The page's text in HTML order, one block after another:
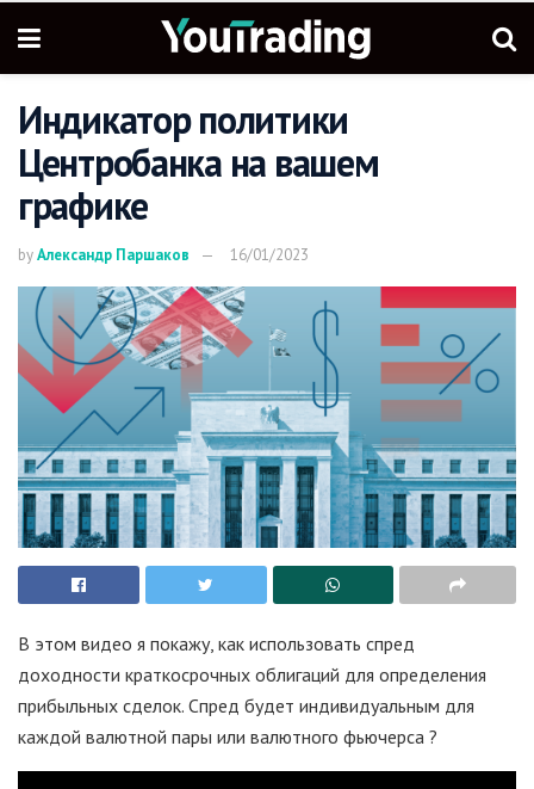
Индикатор политики
Центробанка на вашем
графике
byАлександр Паршаков 16/01/2023
В этом видео я покажу, как использовать спред
доходности краткосрочных облигаций для определения
прибыльных сделок. Спред будет индивидуальным для
каждой валютной пары или валютного фьючерса ?